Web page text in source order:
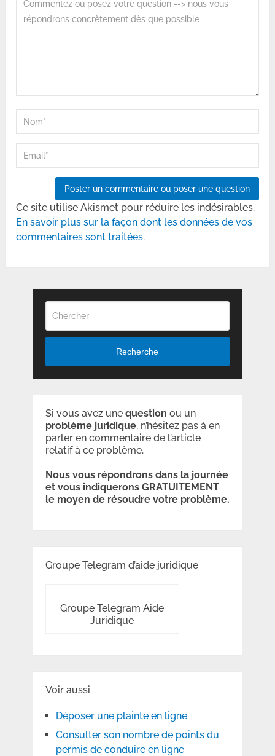
Ce site utilise Akismet pour réduire les indésirables.
En savoir plus sur la façon dont les données de vos
commentaires sont traitées.
Recherche
Si vous avez une question ou un
problème juridique, n’hésitez pas à en
parler en commentaire de l’article
relatif à ce problème.
Nous vous répondrons dans la journée
et vous indiquerons GRATUITEMENT
le moyen de résoudre votre problème.
Groupe Telegram d’aide juridique
Groupe Telegram Aide
Juridique
Voir aussi
Déposer une plainte en ligne
Consulter son nombre de points du
permis de conduire en ligne